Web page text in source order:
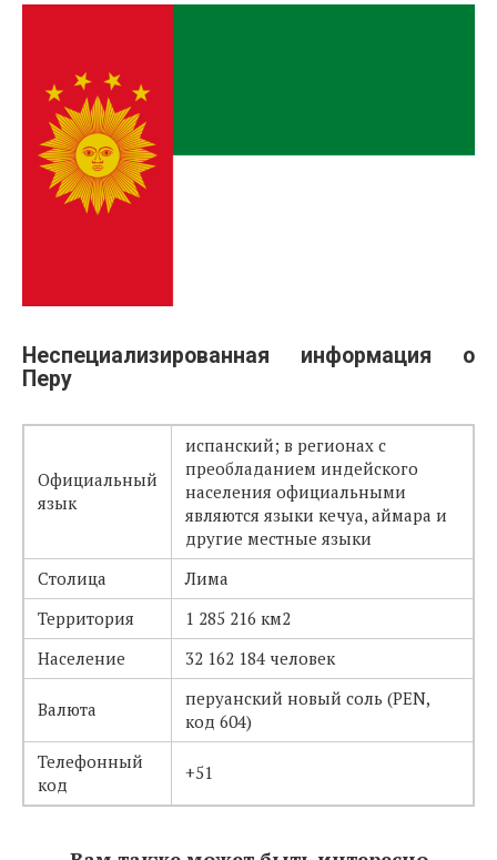
Неспециализированная информация о
Перу
Официальный
язык
испанский; в регионах с
преобладанием индейского
населения официальными
являются языки кечуа, аймара и
другие местные языки
Столица
Лима
Территория
1 285 216 км2
Население
32 162 184 человек
Валюта
перуанский новый соль (PEN,
код 604)
Телефонный
код
+51